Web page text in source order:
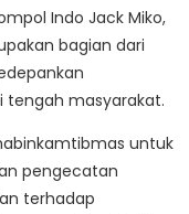
Indo Jack Miko,
bagian dari
masyarakat.
untuk
pengecatan
terhadap